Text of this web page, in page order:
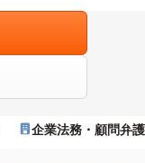
企業法務・顧問弁